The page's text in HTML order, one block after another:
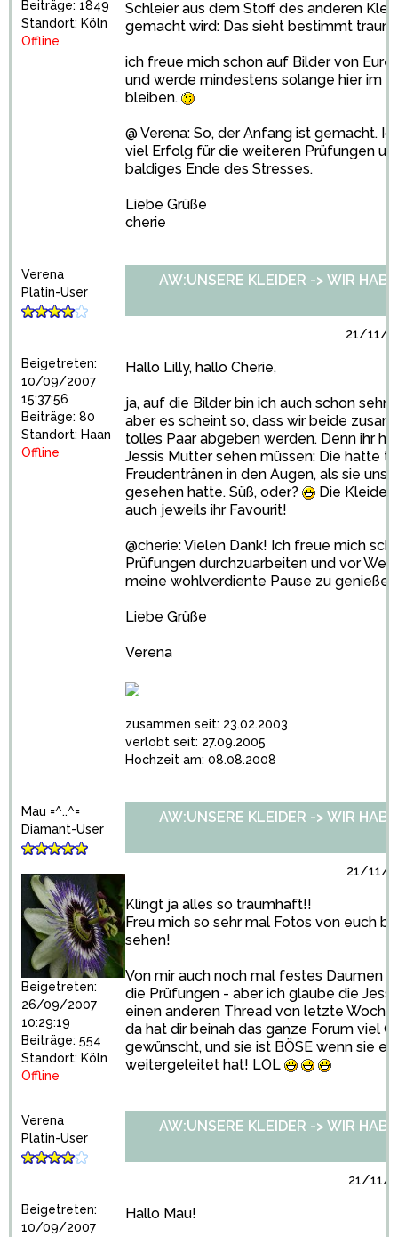
Beiträge: 1849
Standort: Köln
Offline
Schleier aus dem Stoff des anderen
gemacht wird: Das sieht bestimmt
ich freue mich schon auf Bilder von
und werde mindestens solange hier im
bleiben.
@ Verena: So, der Anfang ist gemacht.
viel Erfolg für die weiteren Prüfungen
baldiges Ende des Stresses.
Liebe Grüße
cherie
Verena
Platin-User
Beigetreten:
10/09/2007
15:37:56
Beiträge: 80
Standort: Haan
Offline
AW:UNSERE KLEIDER -> WIR
21/11/
Hallo Lilly, hallo Cherie,
ja, auf die Bilder bin ich auch schon sehr
aber es scheint so, dass wir beide
tolles Paar abgeben werden. Denn ihr
Jessis Mutter sehen müssen: Die hatte
Freudentränen in den Augen, als sie uns
gesehen hatte. Süß, oder?
Die Kleider
auch jeweils ihr Favourit!
@cherie: Vielen Dank! Ich freue mich
Prüfungen durchzuarbeiten und vor
meine wohlverdiente Pause zu
Liebe Grüße
Verena
zusammen seit: 23.02.2003
verlobt seit: 27.09.2005
Hochzeit am: 08.08.2008
Mau =^..^=
Diamant-User
Beigetreten:
26/09/2007
10:29:19
Beiträge: 554
Standort: Köln
Offline
AW:UNSERE KLEIDER -> WIR
21/11/
Klingt ja alles so traumhaft!!
Freu mich so sehr mal Fotos von euch
sehen!
Von mir auch noch mal festes Daumen
die Prüfungen - aber ich glaube die Jessi
einen anderen Thread von letzte Woche
da hat dir beinah das ganze Forum viel
gewünscht, und sie ist BÖSE wenn sie
weitergeleitet hat! LOL
Verena
Platin-User
Beigetreten:
10/09/2007
AW:UNSERE KLEIDER -> WIR
21/11/
Hallo Mau!